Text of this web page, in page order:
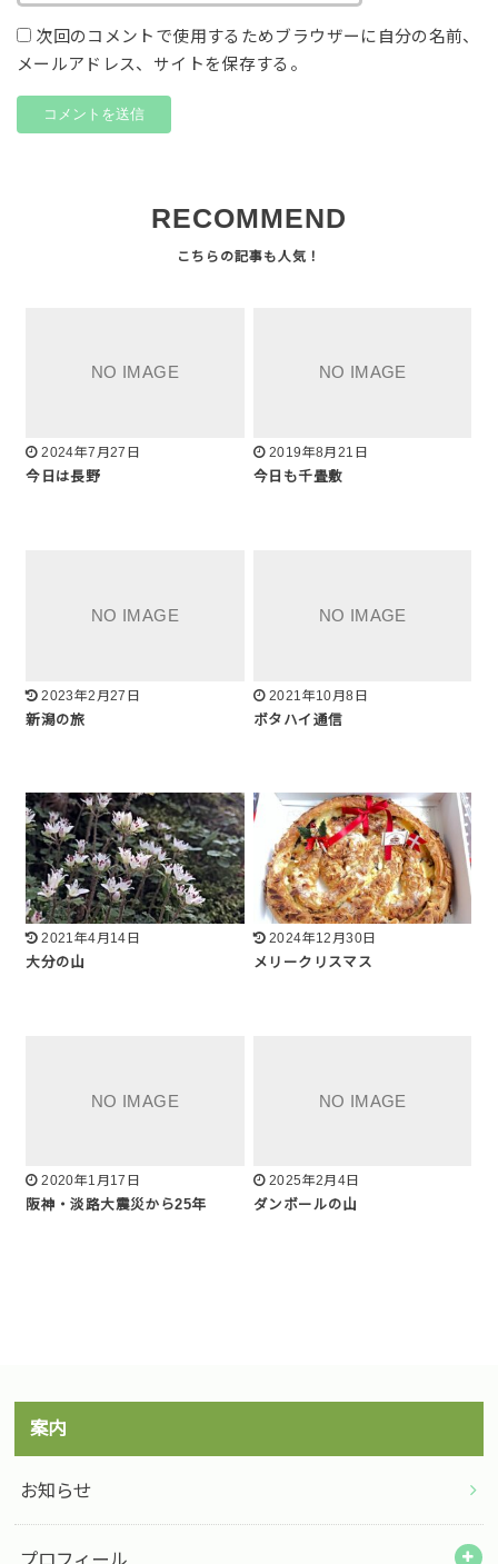
次回のコメントで使用するためブラウザーに自分の名前、
メールアドレス、サイトを保存する。
RECOMMEND
2024年7月27日
今日は長野
2019年8月21日
今日も千畳敷
2023年2月27日
新潟の旅
2021年10月8日
ボタハイ通信
2021年4月14日
大分の山
2024年12月30日
メリークリスマス
2020年1月17日
阪神・淡路大震災から25年
2025年2月4日
ダンボールの山
案内
お知らせ
プロフィール